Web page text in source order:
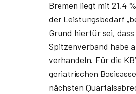
Bremen liegt mit 21,4
der Leistungsbedarf
Grund hierfür sei,
Spitzenverband habe
verhandeln. Für die
geriatrischen
nächsten